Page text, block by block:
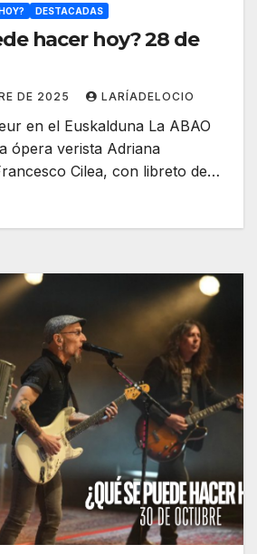
DESTACADAS
hacer hoy? 28 de
DE 2025 LARÍADELOCIO
en el Euskalduna La ABAO
ópera verista Adriana
Cilea, con libreto de…